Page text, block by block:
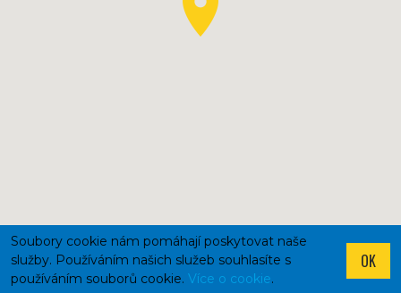
Soubory cookie nám pomáhají poskytovat naše
služby. Používáním našich služeb souhlasíte s
používáním souborů cookie. Více o cookie.
OK